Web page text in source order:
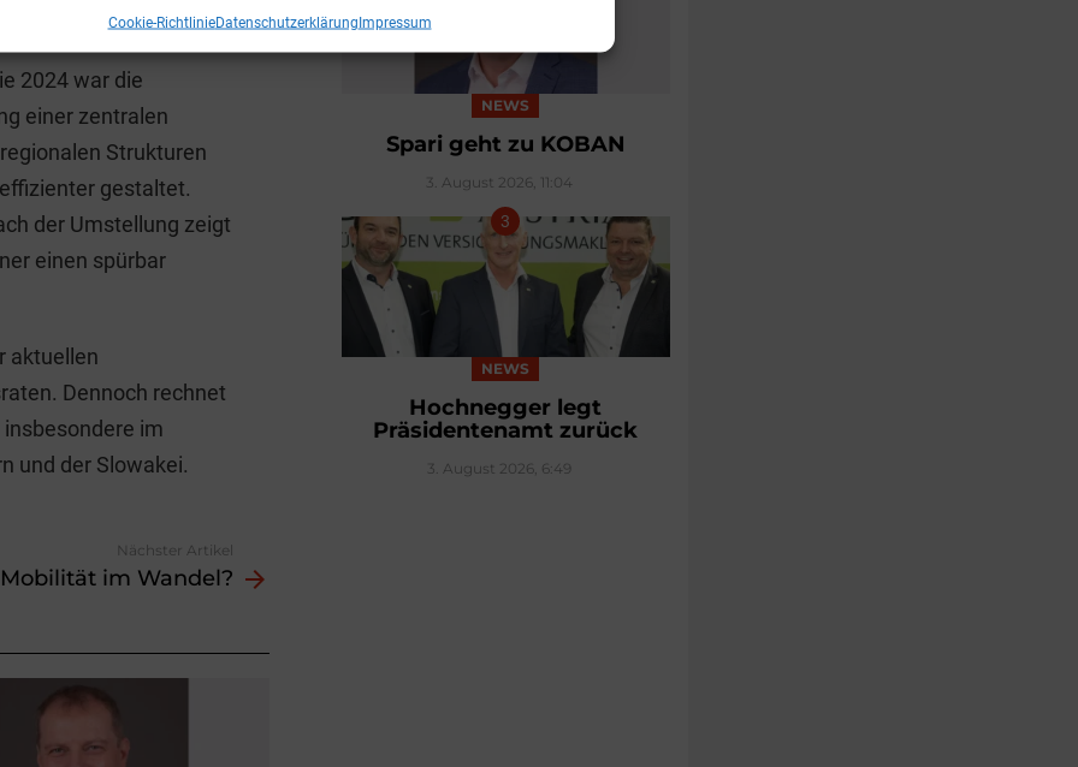
Cookie-RichtlinieDatenschutzerklärungImpressum
2024 war die
einer zentralen
Strukturen
gestaltet.
der Umstellung zeigt
einen spürbar
aktuellen
Dennoch rechnet
im
und der Slowakei.
Nächster Artikel
Mobilität im Wandel?
NEWS
Spari geht zu KOBAN
3. August 2026, 11:04
NEWS
Hochnegger legt
Präsidentenamt zurück
3. August 2026, 6:49